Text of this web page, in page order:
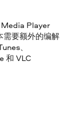
Player
需要额外的编解
、
和 VLC